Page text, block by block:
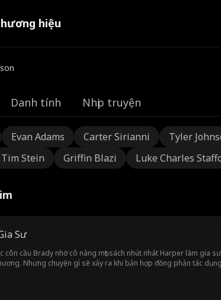
hiệu
Danh tính Nhịp truyện
Evan Adams Carter Sirianni Tyler
Tim Stein Griffin Blazi Luke Charles
Sư
côn cầu Brady nhờ cô nàng mọt sách nhút nhát Harper làm gia
Nhưng chuyện gì sẽ xảy ra khi bản hợp đồng phản tác